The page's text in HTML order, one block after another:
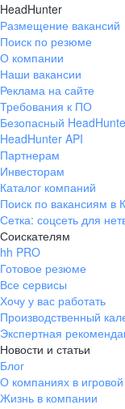
Екатеринбург
ул. Боевых Дружин,
+7 343 226-79-99
pr@ural.hh.ru
ул. Янковского, д.
706 каб.
+7 861 205-55-57
pr@krd.hh.ru
Владивосток
пер. Ланинский д. 4,
+7 423 202-33-28
pr@dv.hh.ru
Новосибирск
ул. Большевистская,
HeadHunter
Размещение вакансий
Поиск по резюме
О компании
Наши вакансии
Реклама на сайте
Требования к ПО
Безопасный
HeadHunter API
Партнерам
Инвесторам
Каталог компаний
Поиск по вакансиям в
Сетка: соцсеть для
Соискателям
hh PRO
Готовое резюме
Все сервисы
Хочу у вас работать
Производственный
Экспертная
Новости и статьи
Блог
О компаниях в
Жизнь в компании